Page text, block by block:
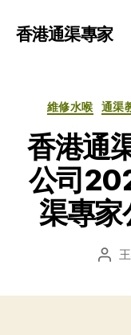
香港通渠專家
維修水喉 通渠
香港通
公司
渠專
文